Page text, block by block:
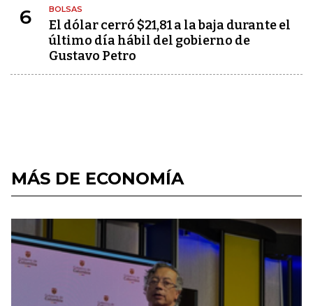
6 BOLSAS
El dólar cerró $21,81 a la baja durante el
último día hábil del gobierno de
Gustavo Petro
MÁS DE ECONOMÍA